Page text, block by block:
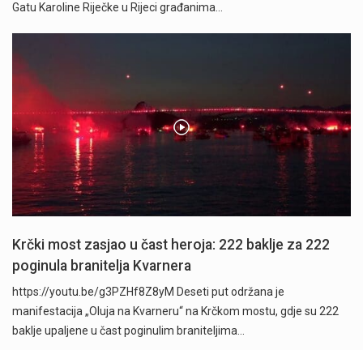
Gatu Karoline Riječke u Rijeci građanima…
Krčki most zasjao u čast heroja: 222 baklje za 222
poginula branitelja Kvarnera
https://youtu.be/g3PZHf8Z8yM Deseti put održana je
manifestacija „Oluja na Kvarneru“ na Krčkom mostu, gdje su 222
baklje upaljene u čast poginulim braniteljima…